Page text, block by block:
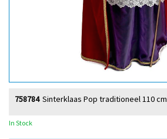
Sinterklaas Pop traditioneel 110 cm
758784
In Stock